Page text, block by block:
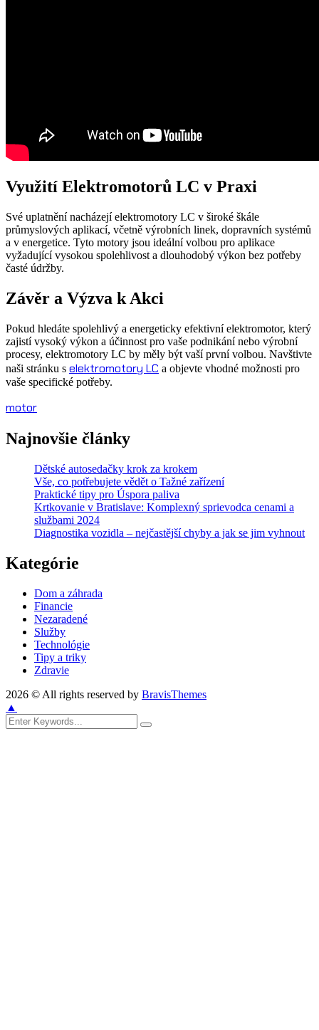
Využití Elektromotorů LC v Praxi
Své uplatnění nacházejí elektromotory LC v široké škále
průmyslových aplikací, včetně výrobních linek, dopravních systémů
a v energetice. Tyto motory jsou ideální volbou pro aplikace
vyžadující vysokou spolehlivost a dlouhodobý výkon bez potřeby
časté údržby.
Závěr a Výzva k Akci
Pokud hledáte spolehlivý a energeticky efektivní elektromotor, který
zajistí vysoký výkon a účinnost pro vaše podnikání nebo výrobní
procesy, elektromotory LC by měly být vaší první volbou. Navštivte
naši stránku s elektromotory LC a objevte vhodné možnosti pro
vaše specifické potřeby.
motor
Najnovšie články
Dětské autosedačky krok za krokem
Vše, co potřebujete vědět o Tažné zařízení
Praktické tipy pro Úspora paliva
Krtkovanie v Bratislave: Komplexný sprievodca cenami a
službami 2024
Diagnostika vozidla – nejčastější chyby a jak se jim vyhnout
Kategórie
Dom a záhrada
Financie
Nezaradené
Služby
Technológie
Tipy a triky
Zdravie
2026 © All rights reserved by BravisThemes
▲